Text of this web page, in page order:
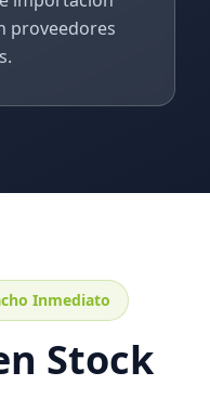
proveedores
Inmediato
Stock